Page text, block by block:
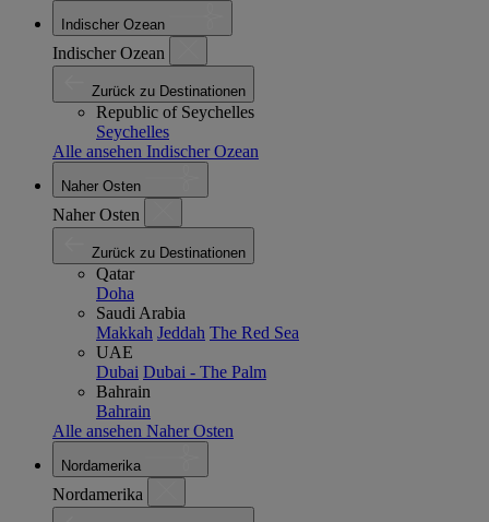
Indischer Ozean
Indischer Ozean
Zurück zu Destinationen
Republic of Seychelles
Seychelles
Alle ansehen Indischer Ozean
Naher Osten
Naher Osten
Zurück zu Destinationen
Qatar
Doha
Saudi Arabia
Makkah Jeddah The Red Sea
UAE
Dubai Dubai - The Palm
Bahrain
Bahrain
Alle ansehen Naher Osten
Nordamerika
Nordamerika